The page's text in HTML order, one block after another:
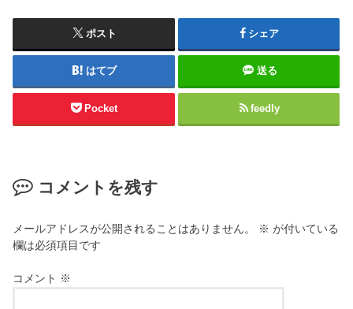
ポスト シェア
はてブ 送る
Pocket feedly
コメントを残す
メールアドレスが公開されることはありません。 ※ が付いている
欄は必須項目です
コメント ※